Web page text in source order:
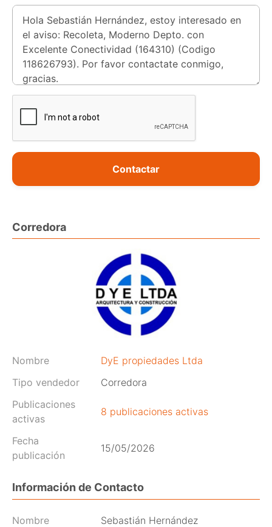
Contactar
Corredora
Nombre
DyE propiedades Ltda
Tipo vendedor
Corredora
Publicaciones
activas
8 publicaciones activas
Fecha
publicación
15/05/2026
Información de Contacto
Nombre
Sebastián Hernández